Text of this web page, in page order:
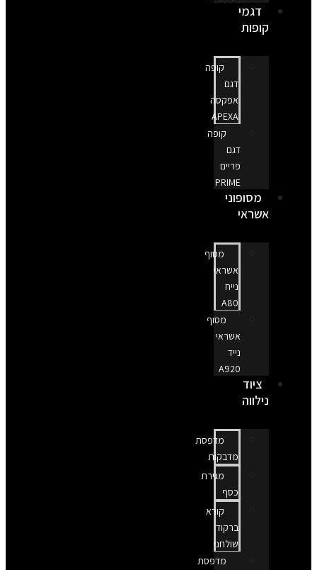
דגמי
קופות
קופה
דגם
אפקסה
APEXA
קופה
דגם
פריים
PRIME
מסופוני
אשראי
מסוף
אשראי
נייח
A80
מסוף
אשראי
נייד
A920
ציוד
נילווה
מדפסת
מדבקות
מגירת
כסף
קורא
ברקוד
שולחני
מדפסת